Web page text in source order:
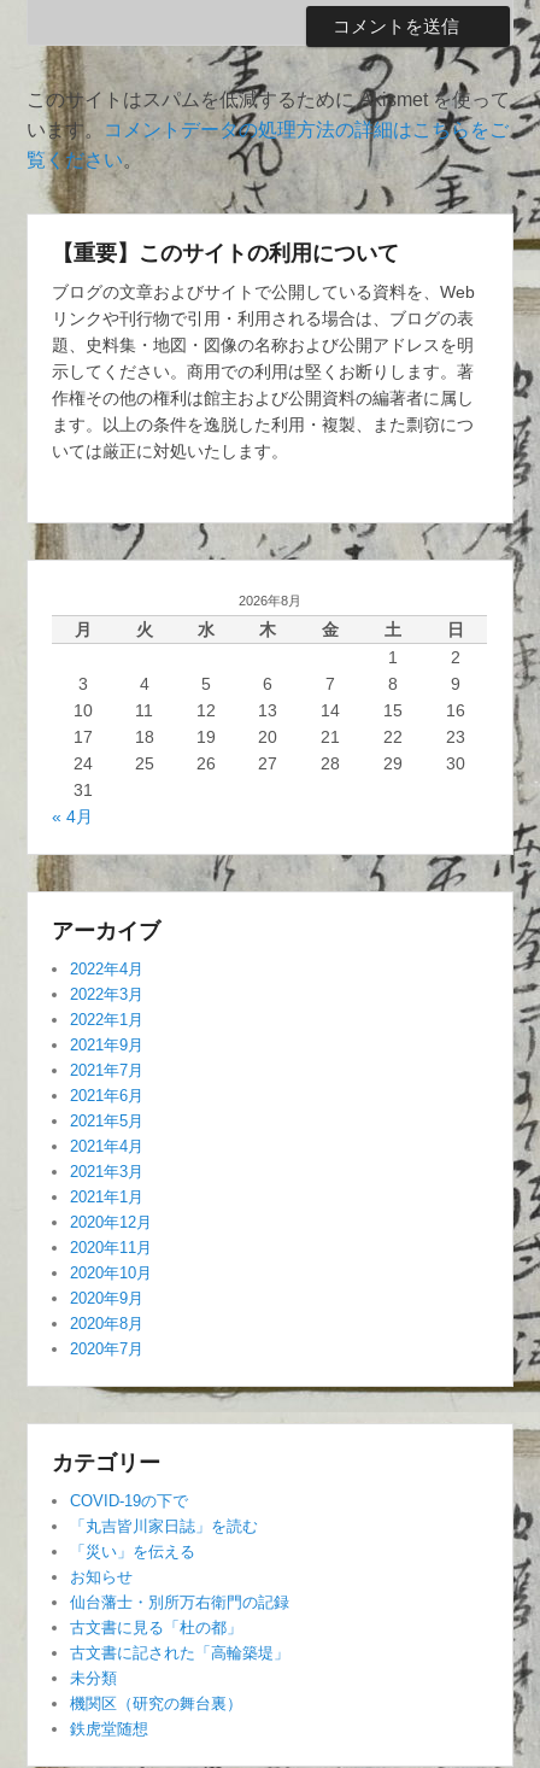
このサイトはスパムを低減するために Akismet を使って
います。 コメントデータの処理方法の詳細はこちらをご
覧ください。
【重要】このサイトの利用について
ブログの文章およびサイトで公開している資料を、Web
リンクや刊行物で引用・利用される場合は、ブログの表
題、史料集・地図・図像の名称および公開アドレスを明
示してください。商用での利用は堅くお断りします。著
作権その他の権利は館主および公開資料の編著者に属し
ます。以上の条件を逸脱した利用・複製、また剽窃につ
いては厳正に対処いたします。
2026年8月
月 火 水 木 金 土
日
1
2
3
4 5 6 7 8
9
10
11 12 13 14 15
16
17
18 19 20 21 22
23
24
25 26 27 28 29
30
31
« 4月
アーカイブ
2022年4月
2022年3月
2022年1月
2021年9月
2021年7月
2021年6月
2021年5月
2021年4月
2021年3月
2021年1月
2020年12月
2020年11月
2020年10月
2020年9月
2020年8月
2020年7月
カテゴリー
COVID-19の下で
「丸吉皆川家日誌」を読む
「災い」を伝える
お知らせ
仙台藩士・別所万右衛門の記録
古文書に見る「杜の都」
古文書に記された「高輪築堤」
未分類
機関区（研究の舞台裏）
鉄虎堂随想